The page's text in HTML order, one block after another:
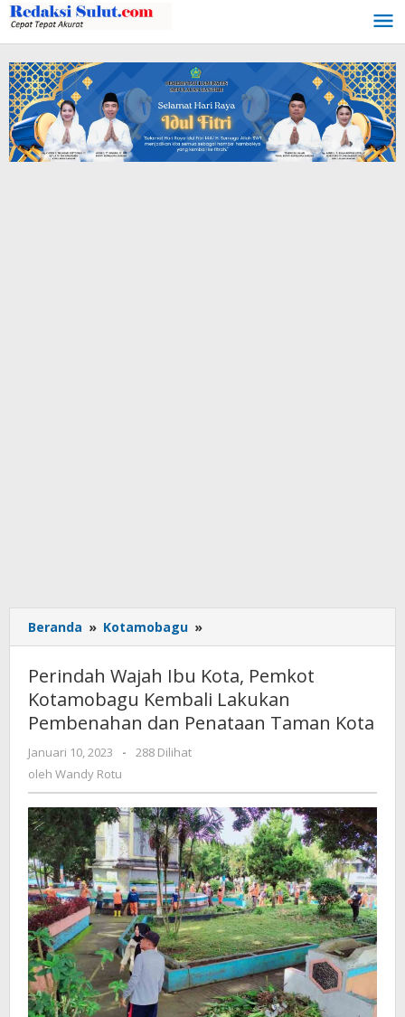
Lewati
ke
konten
Beranda » Kotamobagu »
Wajah
Kota,
Pemkot
Kotamobagu
dan
Penataan
Taman
Kota
Perindah Wajah Ibu Kota, Pemkot
Kotamobagu Kembali Lakukan
Pembenahan dan Penataan Taman Kota
Januari 10, 2023
oleh
-
288 Dilihat
oleh Wandy Rotu